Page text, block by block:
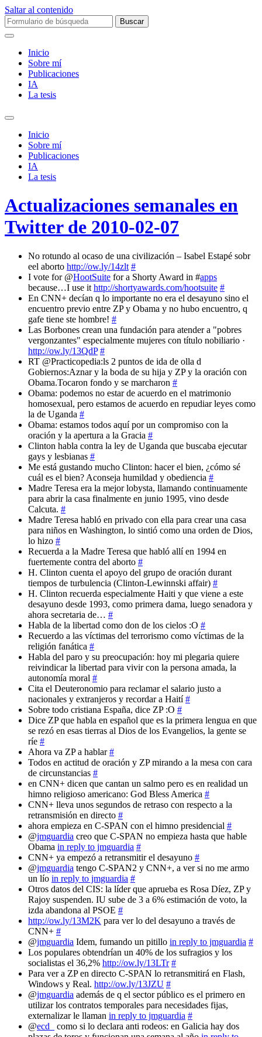
Saltar al contenido
Buscar:
Inicio
Sobre mí­
Publicaciones
IA
La tesis
Alternar
campo
búsqueda
Inicio
Sobre mí­
Publicaciones
IA
La tesis
Actualizaciones semanales en
Twitter de 2010-02-07
No rotundo al ocaso de una civilización – Isabel Estapé sobr
eel aborto http://ow.ly/14zlt #
I vote for @HootSuite for a Shorty Award in #apps
because…I use it http://shortyawards.com/hootsuite #
En CNN+ decían q lo importante no era el desayuno sino el
encuentro previo entre ZP y Obama y no hubo encuentro, q
gafe tiene ste hombre! #
Las Borbones crean una fundación para atender a "pobres
vergonzantes" especialmente mujeres con título nobiliario ·
http://ow.ly/13QdP #
RT @Practicopedia:ls 2 puntos de ida de olla d
Gobiernos:Aznar y la boda de su hija y ZP y la oración con
Obama.Tocaron fondo y se marcharon #
Obama: podemos no estar de acuerdo en el matrimonio
homosexual, pero estamos de acuerdo en repudiar leyes como
la de Uganda #
Obama: estamos todos aquí por un compromiso con la
oración y la apertura a la Gracia #
Clinton habla contra la ley de Uganda que buscaba ejecutar
gays y lesbianas #
Me está gustando mucho Clinton: hacer el bien, ¿cómo sé
cuál es el bien? Aconseja humildad y obediencia #
Madre Teresa era la mejor lobysta, llamando continuamente
para abrir la casa finalmente en junio 1995, vino desde
Calcuta. #
Madre Teresa habló en privado con ella para crear una casa
para niños en Washington, lo sintió como una orden de Dios,
lo hizo #
Recuerda a la Madre Teresa que habló allí en 1994 en
fuertemente contra del aborto #
H. Clinton cuenta el apoyo del grupo de oración durant
tiempos de turbulencia (Clinton-Lewinnski affair) #
H. Clinton recuerda especialmente Haiti y que viene a este
desayuno desde 1993, como primera dama, luego senadora y
ahora secretaria de… #
Habla de la libertad como don de los cielos :O #
Recuerdo a las víctimas del terrorismo como víctimas de la
religión fanática #
Habla del paro y su preocupación: hoy mi plegaria quiere
reivindicar la libertad para vivir con la persona amada, la
autonomía moral #
Cita el Deuteronomio para reclamar el salario justo a
nacionales y extranjeros y recordar a Haití#
Sobre todo cristiana España, dice ZP :O #
Dice ZP que habla en español que es la primera lengua en que
se rezó en esas tierras al Dios de los Evangelios, la gente se
ríe #
Ahora va ZP a hablar#
Todos en actitud de oración y ZP mirando a la mesa con cara
de circunstancias #
en CNN+ dicen que cantan un salmo pero es en realidad un
himno religioso americano: God Bless America #
CNN+ lleva unos segundos de retraso con respecto a la
retransmisión en directo #
ahora empieza en C-SPAN con el himno presidencial #
@jmguardia creo que C-SPAN no empieza hasta que hable
Obama in reply to jmguardia #
CNN+ ya empezó a retransmitir el desayuno #
@jmguardia tengo C-SPAN2 y CNN+, a ver si no me armo
un lío in reply to jmguardia #
Otros datos del CIS: la líder que aprueba es Rosa Díez, ZP y
Rajoy suspenden. IU sube de 3 a 6% estimación de voto, la
izda abandona al PSOE #
http://ow.ly/13M2K para ver lo del desayuno a través de
CNN+ #
@jmguardia Idem, fumando un pitillo in reply to jmguardia #
Los populares obtendrían un 40% de los sufragios y los
socialistas el 36,2% http://ow.ly/13LTr #
Para ver a ZP en directo C-SPAN lo retransmitirá en Flash,
Windows y Real. http://ow.ly/13JZU #
@jmguardia además de q el sector público es el primero en
utilizar los contratos temporales para necesidades fijas,
externalizar le llaman in reply to jmguardia #
@ecd_
como si lo declara anti rodeos: en Galicia hay dos